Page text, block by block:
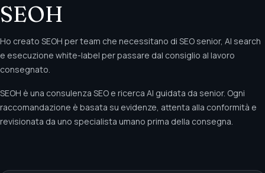
SEOH
Ho creato SEOH per team che necessitano di SEO senior, AI search
e esecuzione white-label per passare dal consiglio al lavoro
consegnato.
SEOH è una consulenza SEO e ricerca AI guidata da senior. Ogni
raccomandazione è basata su evidenze, attenta alla conformità e
revisionata da uno specialista umano prima della consegna.